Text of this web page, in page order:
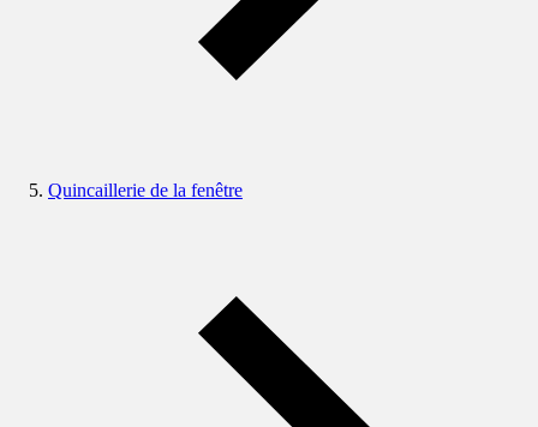
Quincaillerie de la fenêtre